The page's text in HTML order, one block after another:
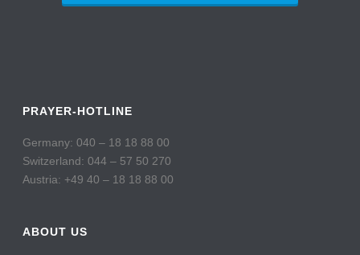
PRAYER-HOTLINE
Germany: 040 – 18 18 88 00
Switzerland: 044 – 57 50 270
Austria: +49 40 – 18 18 88 00
ABOUT US